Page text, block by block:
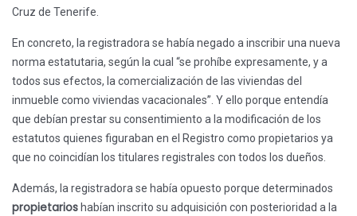
Cruz de Tenerife.
En concreto, la registradora se había negado a inscribir una nueva
norma estatutaria, según la cual “se prohíbe expresamente, y a
todos sus efectos, la comercialización de las viviendas del
inmueble como viviendas vacacionales”. Y ello porque entendía
que debían prestar su consentimiento a la modificación de los
estatutos quienes figuraban en el Registro como propietarios ya
que no coincidían los titulares registrales con todos los dueños.
Además, la registradora se había opuesto porque determinados
propietarios habían inscrito su adquisición con posterioridad a la